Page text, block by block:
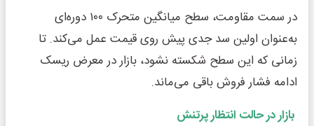
در سمت مقاومت، سطح میانگین متحرک ۱۰۰ دوره‌ای
به‌عنوان اولین سد جدی پیش روی قیمت عمل می‌کند. تا
زمانی که این سطح شکسته نشود، بازار در معرض ریسک
ادامه فشار فروش باقی می‌ماند.
بازار در حالت انتظار پرتنش